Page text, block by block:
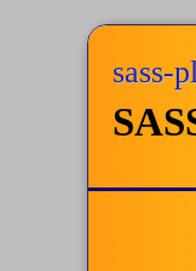
sass-